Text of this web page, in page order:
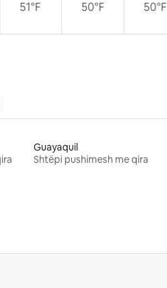
51°F 50°F 50°F
Guayaquil
Shtëpi pushimesh me qira